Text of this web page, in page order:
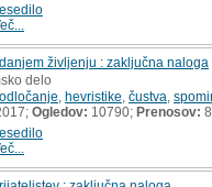
življenju : zaključna naloga
delo
odločanje hevristike čustva
Ogledov: 10790; Prenosov: